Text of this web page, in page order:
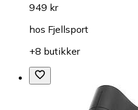
949 kr
hos Fjellsport
+8 butikker